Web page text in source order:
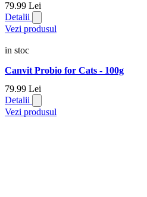
79.99 Lei
Detalii
Vezi produsul
in stoc
Canvit Probio for Cats - 100g
79.99 Lei
Detalii
Vezi produsul